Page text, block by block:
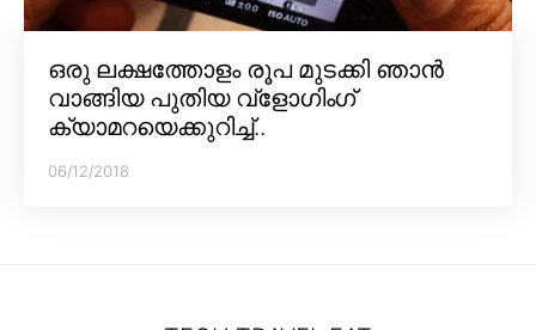
ഒരു ലക്ഷത്തോളം രൂപ മുടക്കി ഞാൻ
വാങ്ങിയ പുതിയ വ്‌ളോഗിംഗ്
ക്യാമറയെക്കുറിച്ച്..
06/12/2018